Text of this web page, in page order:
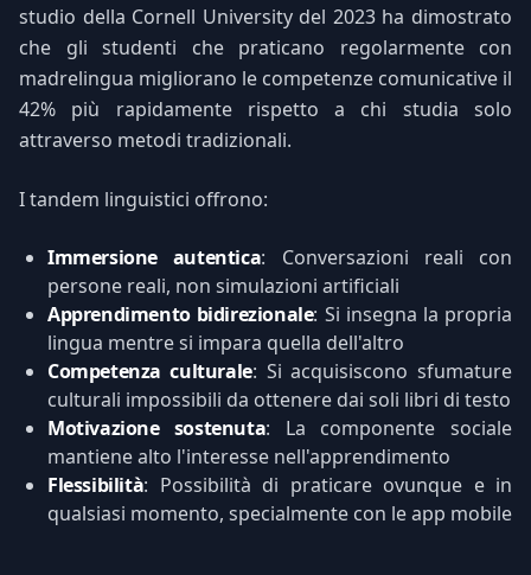
studio della Cornell University del 2023 ha dimostrato
che gli studenti che praticano regolarmente con
madrelingua migliorano le competenze comunicative il
42% più rapidamente rispetto a chi studia solo
attraverso metodi tradizionali.
I tandem linguistici offrono:
Immersione autentica: Conversazioni reali con
persone reali, non simulazioni artificiali
Apprendimento bidirezionale: Si insegna la propria
lingua mentre si impara quella dell'altro
Competenza culturale: Si acquisiscono sfumature
culturali impossibili da ottenere dai soli libri di testo
Motivazione sostenuta: La componente sociale
mantiene alto l'interesse nell'apprendimento
Flessibilità: Possibilità di praticare ovunque e in
qualsiasi momento, specialmente con le app mobile